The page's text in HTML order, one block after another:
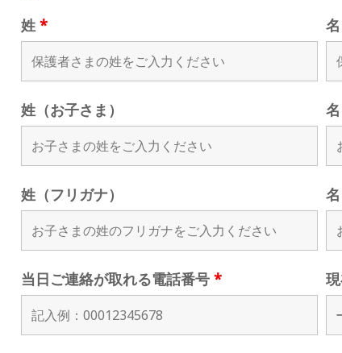
姓 *
姓（お子さま）
姓（フリガナ）
当日ご連絡が取れる電話番号 *